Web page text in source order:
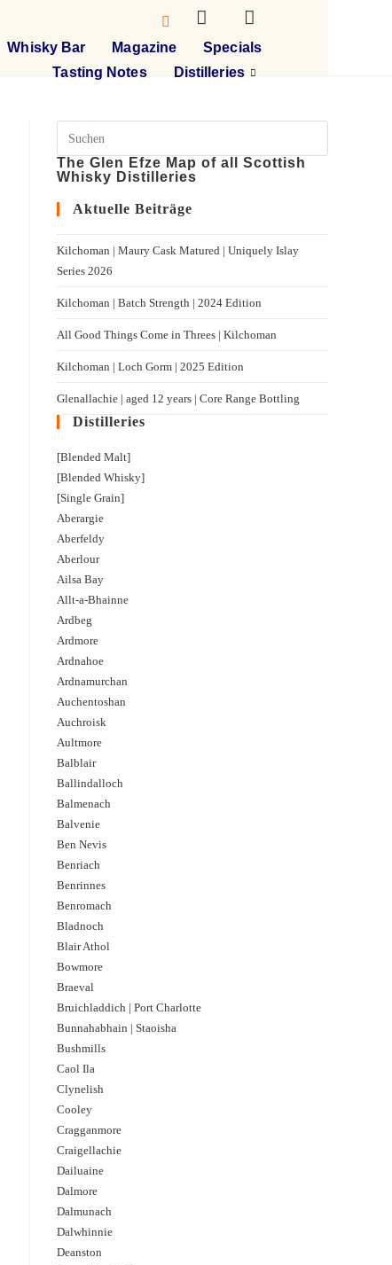
Whisky Bar Magazine
Specials
Tasting Notes
Distilleries
The Glen Efze Map of all Scottish
Whisky Distilleries
Aktuelle Beiträge
Kilchoman | Maury Cask Matured | Uniquely Islay
Series 2026
Kilchoman | Batch Strength | 2024 Edition
All Good Things Come in Threes | Kilchoman
Kilchoman | Loch Gorm​ | 2025 Edition
Glenallachie | aged 12 years | Core Range Bottling
Distilleries
[Blended Malt]
[Blended Whisky]
[Single Grain]
Aberargie
Aberfeldy
Aberlour
Ailsa Bay
Allt-a-Bhainne
Ardbeg
Ardmore
Ardnahoe
Ardnamurchan
Auchentoshan
Auchroisk
Aultmore
Balblair
Ballindalloch
Balmenach
Balvenie
Ben Nevis
Benriach
Benrinnes
Benromach
Bladnoch
Blair Athol
Bowmore
Braeval
Bruichladdich | Port Charlotte
Bunnahabhain | Staoisha
Bushmills
Caol Ila
Clynelish
Cooley
Cragganmore
Craigellachie
Dailuaine
Dalmore​
Dalmunach
Dalwhinnie
Deanston